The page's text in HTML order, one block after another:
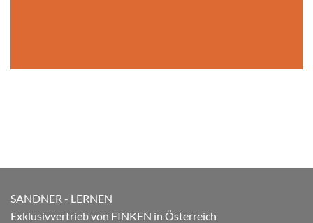
SANDNER - LERNEN
Exklusivvertrieb von FINKEN in Österreich